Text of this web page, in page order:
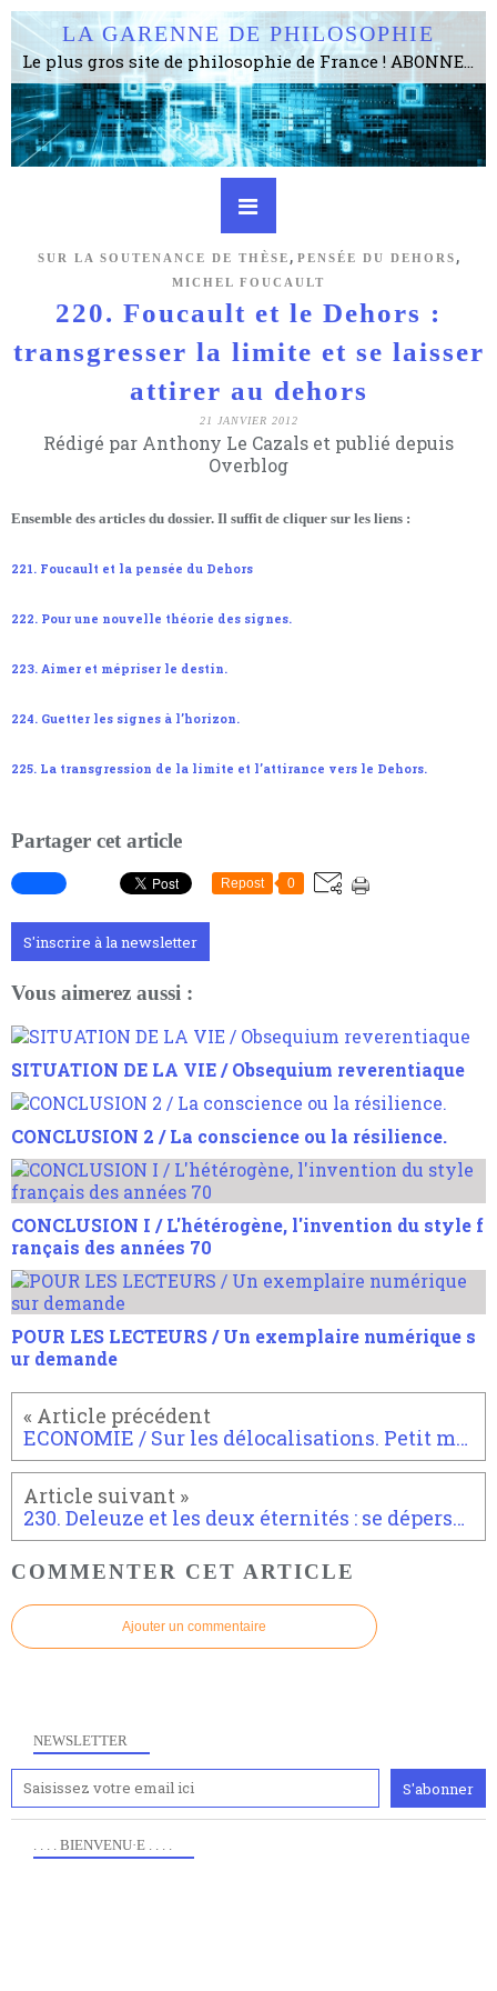
LA GARENNE DE PHILOSOPHIE
Le plus gros site de philosophie de France ! ABONNEZ-VOUS ! 4115 Articles, 1634 abonné·e·s, depuis 2006 . . . . . . . . 2 852 214 pages vues jusqu'à présent. Prestance et être apte à un plus grand nombre de choses.
SUR LA SOUTENANCE DE THÈSE , PENSÉE DU DEHORS ,
MICHEL FOUCAULT
220. Foucault et le Dehors :
transgresser la limite et se laisser
attirer au dehors
21 JANVIER 2012
Rédigé par Anthony Le Cazals et publié depuis
Overblog
Ensemble des articles du dossier. Il suffit de cliquer sur les liens :
221. Foucault et la pensée du Dehors
222. Pour une nouvelle théorie des signes.
223. Aimer et mépriser le destin.
224. Guetter les signes à l’horizon.
225. La transgression de la limite et l’attirance vers le Dehors.
Partager cet article
Repost 0
S'inscrire à la newsletter
Vous aimerez aussi :
SITUATION DE LA VIE / Obsequium reverentiaque
CONCLUSION 2 / La conscience ou la résilience.
CONCLUSION I / L'hétérogène, l'invention du style f
rançais des années 70
POUR LES LECTEURS / Un exemplaire numérique s
ur demande
ECONOMIE / Sur les délocalisations. Petit mot à Jean Arthuis
230. Deleuze et les deux éternités : se dépersonnaliser
COMMENTER CET ARTICLE
Ajouter un commentaire
NEWSLETTER
. . . . BIENVENU·E . . . .